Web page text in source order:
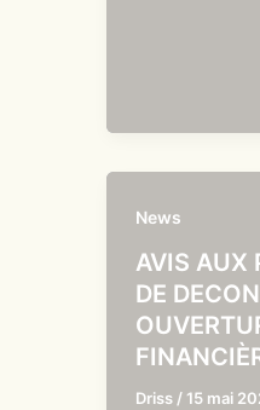
News
AVIS AUX
DE
Driss / 15 mai